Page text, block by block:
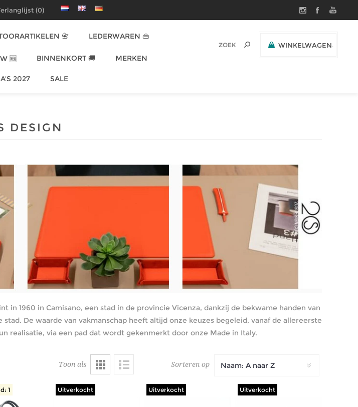
(0)
WINKELWAGEN
📇 LEDERWAREN 👜
🆕 BINNENKORT 🚚 MERKEN
2027 SALE
DESIGN
in 1960 in Camisano, een stad in de provincie Vicenza, dankzij de bekwame handen van
stad. De waarde van vakmanschap heeft altijd onze keuzes begeleid, vanaf de allereerste
realisatie, via een pad dat wordt gekenmerkt door onze Made in Italy.
Toon als Sorteren op
1 Uitverkocht Uitverkocht Uitverkocht